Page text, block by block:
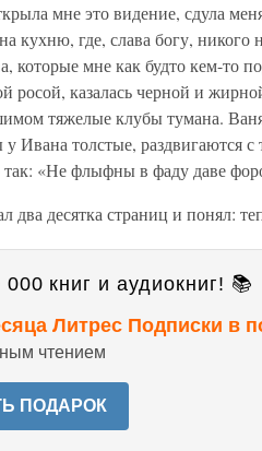
мне это видение, сдула
кухню, где, слава богу, никого
которые мне как будто кем-то
росой, казалась черной и
тяжелые клубы тумана.
Ивана толстые, раздвигаются с
так: «Не флыфны в фаду даве
два десятка страниц и понял:
книг и аудиокниг! 📚
Литрес Подписки в
чтением
ПОДАРОК